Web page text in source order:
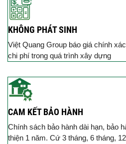
KHÔNG PHÁT SINH
Việt Quang Group báo giá chính
chi phí trong quá trình xây dựng
CAM KẾT BẢO HÀNH
Chính sách bảo hành dài hạn, bảo
thiện 1 năm. Cứ 3 tháng, 6 tháng,